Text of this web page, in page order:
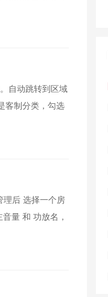
自动跳转到区域
客制分类，勾选
理后 选择一个房
量 和 功放名，